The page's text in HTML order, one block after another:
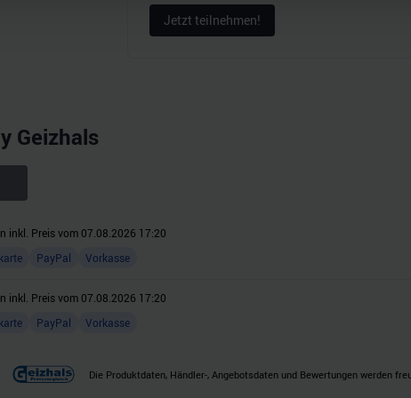
auf unsere Website zu analysieren. Außerdem geben wir
Jetzt teilnehmen!
Geizhals
inkl. Preis vom 07.08.2026 17:20
PayPal Vorkasse
inkl. Preis vom 07.08.2026 17:20
PayPal Vorkasse
Die Produktdaten, Händler-, Angebotsdaten und Bewertungen werden